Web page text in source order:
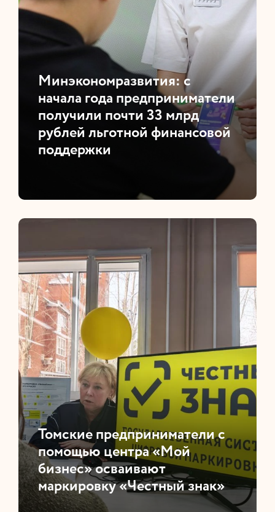
​Минэкономразвития: с
начала года предприниматели
получили почти 33 млрд
рублей льготной финансовой
поддержки
​Томские предприниматели с
помощью центра «Мой
бизнес» осваивают
маркировку «Честный знак»